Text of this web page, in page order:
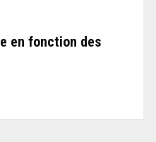
en fonction des